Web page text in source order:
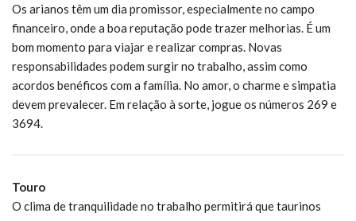
Os arianos têm um dia promissor, especialmente no campo
financeiro, onde a boa reputação pode trazer melhorias. É um
bom momento para viajar e realizar compras. Novas
responsabilidades podem surgir no trabalho, assim como
acordos benéficos com a família. No amor, o charme e simpatia
devem prevalecer. Em relação à sorte, jogue os números 269 e
3694.
Touro
O clima de tranquilidade no trabalho permitirá que taurinos